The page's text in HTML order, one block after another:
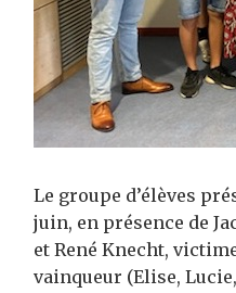
Le groupe d’élèves
juin, en présence de
et René Knecht,
vainqueur (Elise,